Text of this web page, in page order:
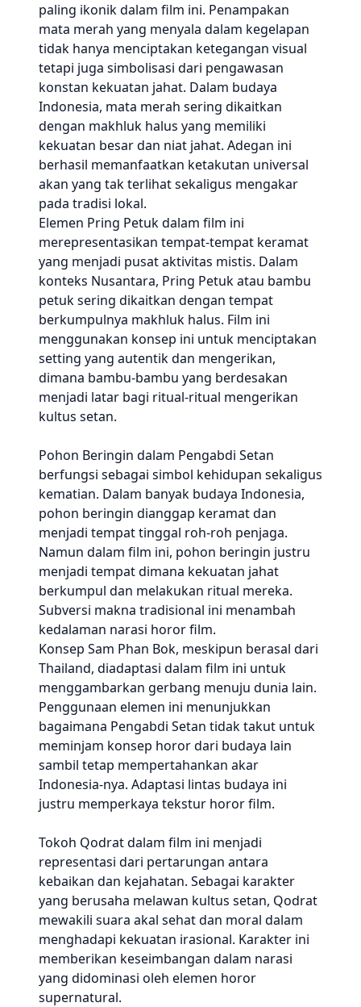
paling ikonik dalam film ini. Penampakan
mata merah yang menyala dalam kegelapan
tidak hanya menciptakan ketegangan visual
tetapi juga simbolisasi dari pengawasan
konstan kekuatan jahat. Dalam budaya
Indonesia, mata merah sering dikaitkan
dengan makhluk halus yang memiliki
kekuatan besar dan niat jahat. Adegan ini
berhasil memanfaatkan ketakutan universal
akan yang tak terlihat sekaligus mengakar
pada tradisi lokal.
Elemen Pring Petuk dalam film ini
merepresentasikan tempat-tempat keramat
yang menjadi pusat aktivitas mistis. Dalam
konteks Nusantara, Pring Petuk atau bambu
petuk sering dikaitkan dengan tempat
berkumpulnya makhluk halus. Film ini
menggunakan konsep ini untuk menciptakan
setting yang autentik dan mengerikan,
dimana bambu-bambu yang berdesakan
menjadi latar bagi ritual-ritual mengerikan
kultus setan.
Pohon Beringin dalam Pengabdi Setan
berfungsi sebagai simbol kehidupan sekaligus
kematian. Dalam banyak budaya Indonesia,
pohon beringin dianggap keramat dan
menjadi tempat tinggal roh-roh penjaga.
Namun dalam film ini, pohon beringin justru
menjadi tempat dimana kekuatan jahat
berkumpul dan melakukan ritual mereka.
Subversi makna tradisional ini menambah
kedalaman narasi horor film.
Konsep Sam Phan Bok, meskipun berasal dari
Thailand, diadaptasi dalam film ini untuk
menggambarkan gerbang menuju dunia lain.
Penggunaan elemen ini menunjukkan
bagaimana Pengabdi Setan tidak takut untuk
meminjam konsep horor dari budaya lain
sambil tetap mempertahankan akar
Indonesia-nya. Adaptasi lintas budaya ini
justru memperkaya tekstur horor film.
Tokoh Qodrat dalam film ini menjadi
representasi dari pertarungan antara
kebaikan dan kejahatan. Sebagai karakter
yang berusaha melawan kultus setan, Qodrat
mewakili suara akal sehat dan moral dalam
menghadapi kekuatan irasional. Karakter ini
memberikan keseimbangan dalam narasi
yang didominasi oleh elemen horor
supernatural.